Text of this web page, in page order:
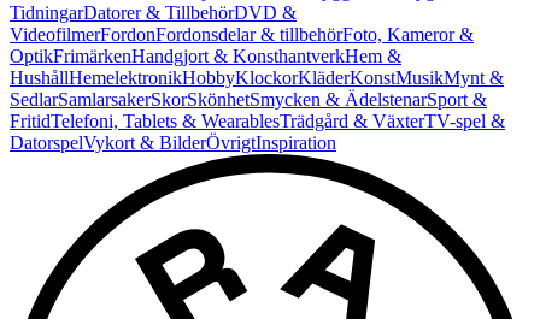
TidningarDatorer & TillbehörDVD &
VideofilmerFordonFordonsdelar & tillbehörFoto, Kameror &
OptikFrimärkenHandgjort & KonsthantverkHem &
HushållHemelektronikHobbyKlockorKläderKonstMusikMynt &
SedlarSamlarsakerSkorSkönhetSmycken & ÄdelstenarSport &
FritidTelefoni, Tablets & WearablesTrädgård & VäxterTV-spel &
DatorspelVykort & BilderÖvrigtInspiration